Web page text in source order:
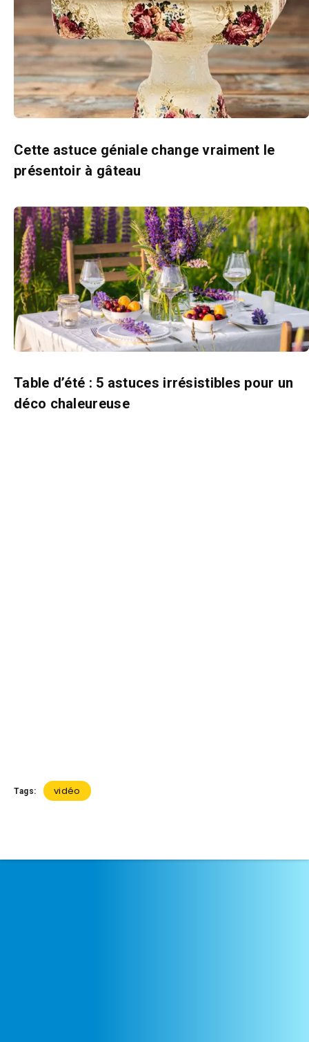
Cette astuce géniale change vraiment le
présentoir à gâteau
Table d’été : 5 astuces irrésistibles pour un
déco chaleureuse
Tags: vidéo